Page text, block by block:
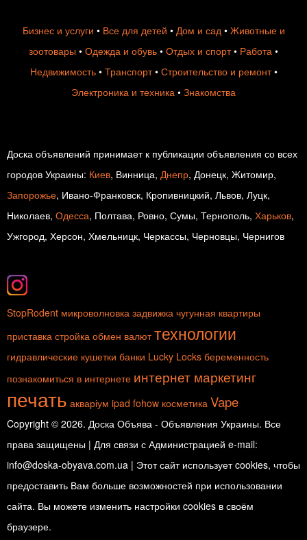
Бизнес и услуги • Все для детей • Дом и сад• Животные и
зоотовары • Одежда и обувь • Отдых и спорт• Работа •
Недвижимость• Транспорт• Строительство и ремонт•
Электроника и техника • Знакомства
Доска объявлений принимает к публикации объявления со всех
городов Украины: Киев, Винница, Днепр, Донецк, Житомир,
Запорожье, Ивано-Франковск, Кропивницкий, Львов, Луцк,
Николаев, Одесса, Полтава, Ровно, Сумы, Тернополь, Харьков,
Ужгород, Херсон, Хмельницк, Черкассы, Черновцы, Чернигов
StopRodent микроволновка задвижка чугунная квартиры
приставка стройка обмен валют технологии
гидравлические кушетки банки Lucky Locks беременность
познакомиться в интернете интернет маркетинг
печать акваріум ipad fohow косметика Vape
Copyright © 2026. Доска Объява - Объявления Украины. Все
права защищены | Для связи с Администрацией e-mail:
info@doska-obyava.com.ua | Этот сайт использует cookies, чтобы
предоставить Вам больше возможностей при использовании
сайта. Вы можете изменить настройки cookies в своём
браузере.